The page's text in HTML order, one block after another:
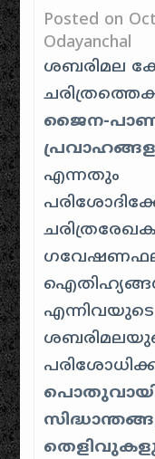
Posted on
Odayanchal
ശബരിമല
ജൈന-
എന്നതും
പൊതുവായി